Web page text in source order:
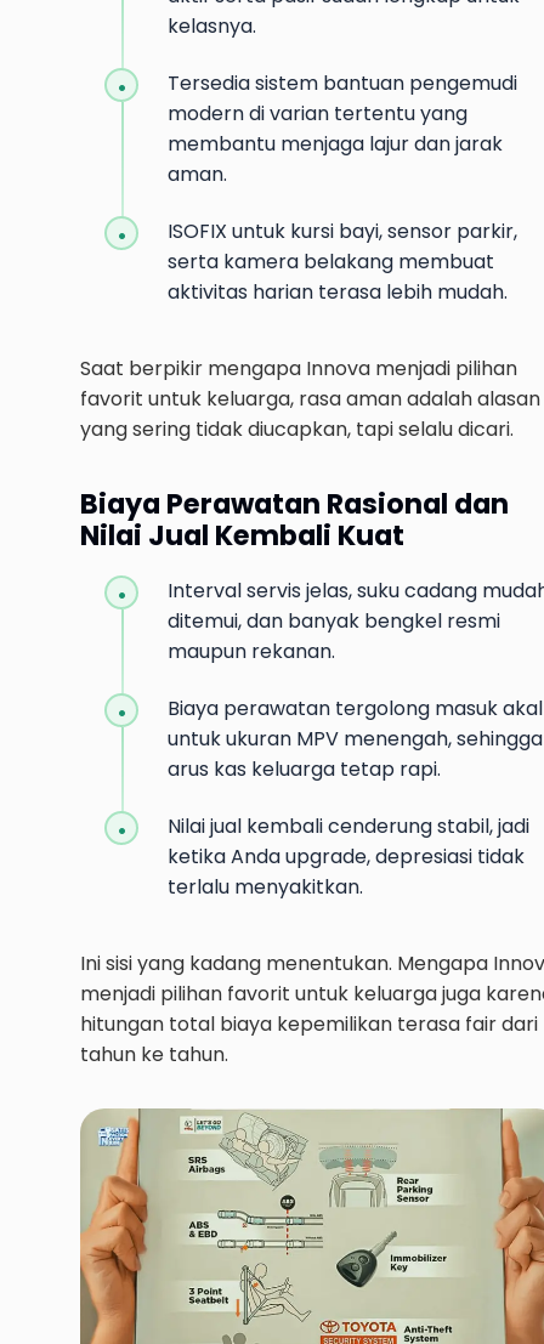
kelasnya.
Tersedia sistem bantuan pengemudi
modern di varian tertentu yang
membantu menjaga lajur dan jarak
aman.
ISOFIX untuk kursi bayi, sensor parkir,
serta kamera belakang membuat
aktivitas harian terasa lebih mudah.
Saat berpikir mengapa Innova menjadi pilihan
favorit untuk keluarga, rasa aman adalah alasan
yang sering tidak diucapkan, tapi selalu dicari.
Biaya Perawatan Rasional dan
Nilai Jual Kembali Kuat
Interval servis jelas, suku cadang
ditemui, dan banyak bengkel resmi
maupun rekanan.
Biaya perawatan tergolong masuk akal
untuk ukuran MPV menengah, sehingga
arus kas keluarga tetap rapi.
Nilai jual kembali cenderung stabil, jadi
ketika Anda upgrade, depresiasi tidak
terlalu menyakitkan.
Ini sisi yang kadang menentukan. Mengapa
menjadi pilihan favorit untuk keluarga juga
hitungan total biaya kepemilikan terasa fair dari
tahun ke tahun.